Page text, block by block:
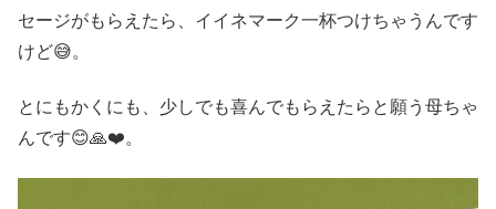
セージがもらえたら、イイネマーク一杯つけちゃうんです
けど😅。
とにもかくにも、少しでも喜んでもらえたらと願う母ちゃ
んです😊🙏❤️。